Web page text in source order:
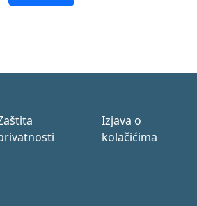
Izjava o
kolačićima